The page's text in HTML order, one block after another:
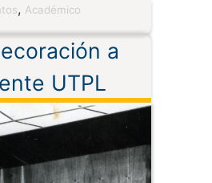
, Académico
a
UTPL